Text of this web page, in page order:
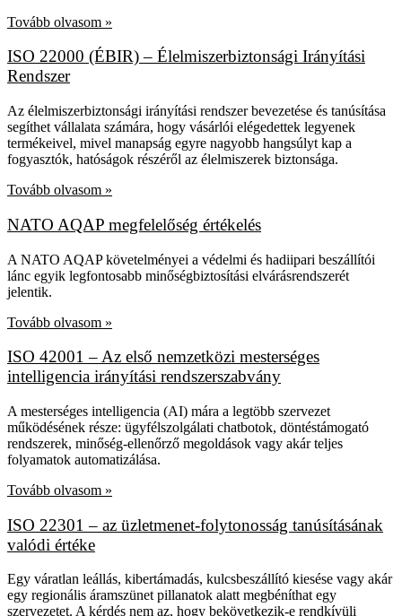
Tovább olvasom »
ISO 22000 (ÉBIR) – Élelmiszerbiztonsági Irányítási
Rendszer
Az élelmiszerbiztonsági irányítási rendszer bevezetése és tanúsítása
segíthet vállalata számára, hogy vásárlói elégedettek legyenek
termékeivel, mivel manapság egyre nagyobb hangsúlyt kap a
fogyasztók, hatóságok részéről az élelmiszerek biztonsága.
Tovább olvasom »
NATO AQAP megfelelőség értékelés
A NATO AQAP követelményei a védelmi és hadiipari beszállítói
lánc egyik legfontosabb minőségbiztosítási elvárásrendszerét
jelentik.
Tovább olvasom »
ISO 42001 – Az első nemzetközi mesterséges
intelligencia irányítási rendszerszabvány
A mesterséges intelligencia (AI) mára a legtöbb szervezet
működésének része: ügyfélszolgálati chatbotok, döntéstámogató
rendszerek, minőség-ellenőrző megoldások vagy akár teljes
folyamatok automatizálása.
Tovább olvasom »
ISO 22301 – az üzletmenet-folytonosság tanúsításának
valódi értéke
Egy váratlan leállás, kibertámadás, kulcsbeszállító kiesése vagy akár
egy regionális áramszünet pillanatok alatt megbéníthat egy
szervezetet. A kérdés nem az, hogy bekövetkezik-e rendkívüli